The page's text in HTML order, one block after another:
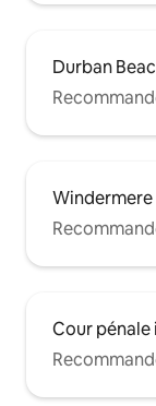
Durban
Cour